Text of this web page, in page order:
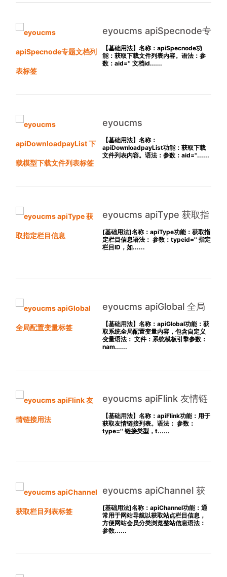
eyoucms apiSpecnode专
题文档列表标签
【基础用法】名称：apiSpecnode功
能：获取下载文件列表内容。语法：参
数：aid='' 文档id......
eyoucms
apiDownloadpayList 下载
模型下载文件列表标签
【基础用法】名称：
apiDownloadpayList功能：获取下载
文件列表内容。语法：参数：aid=''......
eyoucms apiType 获取指
定栏目信息
[基础用法]名称：apiType功能：获取指
定栏目信息语法： 参数：typeid='' 指定
栏目ID，如......
eyoucms apiGlobal 全局
配置变量标签
【基础用法】名称：apiGlobal功能：获
取系统全局配置变量内容，包含自定义
变量语法： 文件：系统模板引擎参数：
nam......
eyoucms apiFlink 友情链
接用法
【基础用法】名称：apiFlink功能：用于
获取友情链接列表。语法： 参数：
type='' 链接类型，t......
eyoucms apiChannel 获
取栏目列表标签
[基础用法]名称：apiChannel功能：通
常用于网站导航以获取站点栏目信息，
方便网站会员分类浏览整站信息语法：
参数......